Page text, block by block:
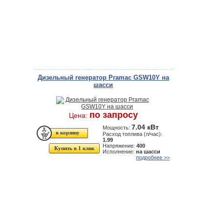
Дизельный генератор Pramac GSW10Y на
шасси
Цена: по запросу
Купить в 1 клик
Мощность:7.04 кВт
Расход топлива (л/час):
1.99
Напряжение:400
Исполнение:на шасси
подробнее >>